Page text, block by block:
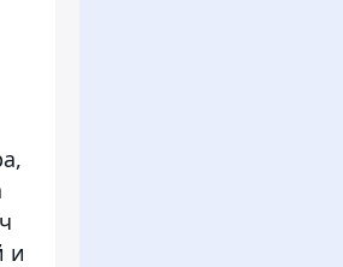
и